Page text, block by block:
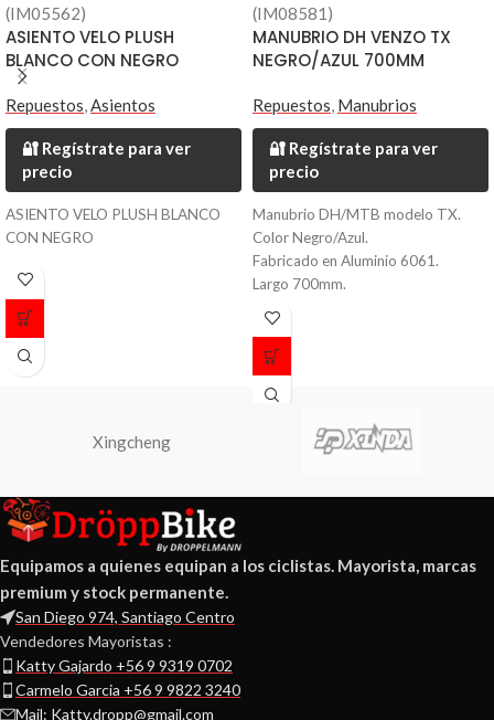
(IM05562)
ASIENTO VELO PLUSH
BLANCO CON NEGRO
Repuestos,Asientos
🔐 Regístrate para ver
precio
ASIENTO VELO PLUSH BLANCO
CON NEGRO
(IM08581)
MANUBRIO DH VENZO TX
NEGRO/AZUL 700MM
Repuestos, Manubrios
🔐 Regístrate para ver
precio
Manubrio DH/MTB modelo TX.
Color Negro/Azul.
Fabricado en Aluminio 6061.
Largo 700mm.
Peso 420 grs.
Xingcheng
Equipamos a quienes equipan a los ciclistas. Mayorista, marcas
premium y stock permanente.
San Diego 974, Santiago Centro
Vendedores Mayoristas :
Katty Gajardo +56 9 9319 0702
Carmelo Garcia +56 9 9822 3240
Mail: Katty.dropp@gmail.com